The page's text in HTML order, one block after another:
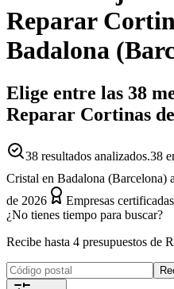
Reparar
Badalona (
Elige entre las 38
Reparar Cortinas
38 resultados analizados.38
Cristal en Badalona (Barcelona)
de 2026
Empresas certificadas
¿No tienes tiempo para buscar?
Recibe hasta 4 presupuestos de